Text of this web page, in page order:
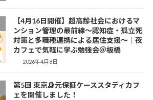
【4月16日開催】超高齢社会におけるマ
ンション管理の最前線〜認知症・孤立死
対策と多職種連携による居住支援〜｜夜
カフェで気軽に学ぶ勉強会＠板橋
2026年4月8日
第5回 東京身元保証ケーススタディカフ
ェを開催しました！